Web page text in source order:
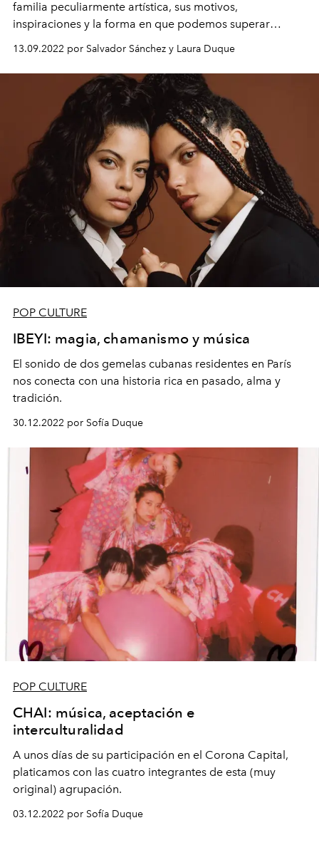
familia peculiarmente artística, sus motivos,
inspiraciones y la forma en que podemos superar
cualquier obstáculo en la vida.
13.09.2022 por Salvador Sánchez y Laura Duque
POP CULTURE
IBEYI: magia, chamanismo y música
El sonido de dos gemelas cubanas residentes en París
nos conecta con una historia rica en pasado, alma y
tradición.
30.12.2022 por Sofía Duque
POP CULTURE
CHAI: música, aceptación e
interculturalidad
A unos días de su participación en el Corona Capital,
platicamos con las cuatro integrantes de esta (muy
original) agrupación.
03.12.2022 por Sofía Duque